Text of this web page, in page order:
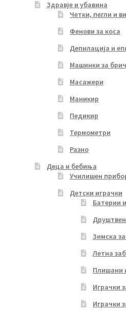
Здравје и убавина
Четки, пегли и
Фенови за коса
Депилација и
Машинки за
Масажери
Маникир
Педикир
Термометри
Разно
Деца и бебиња
Училишен
Детски играчки
Батерии
Зимска
Летна
Плишани
Играчки
Играчки